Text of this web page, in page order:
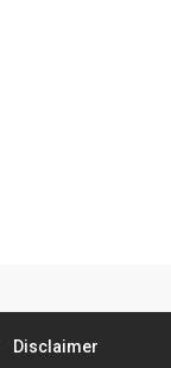
Disclaimer